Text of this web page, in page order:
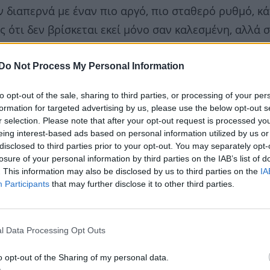
Do Not Process My Personal Information
opt-out of the sale, sharing to third parties, or processing of your
for targeted advertising by us, please use the below opt-out
selection. Please note that after your opt-out request is processed
interest-based ads based on personal information utilized by us
to third parties prior to your opt-out. You may separately
of your personal information by third parties on the IAB’s list of
This information may also be disclosed by us to third parties on the
Participants that may further disclose it to other third parties.
Data Processing Opt Outs
opt-out of the Sharing of my personal data.
με έναν πιο αργό, πιο σταθερό ρυθμό,
ότι δεν βρίσκεται εκεί μόνο σαν καλεσμένη, αλλά
διαδρομή στην awards season
βρέθηκε υποψήφιο στις Χρυσές Σφαίρες και
για Όσκαρ στην κατηγορία
ντοκιμαντέρ και τοποθετούμενο στο
Όταν η ίδια γράφει ότι αισθάνεται περήφανη
πόσο μακριά μπορεί να φτάσει μια φωνή, δεν
στάση απέναντι στο τι αξίζει να